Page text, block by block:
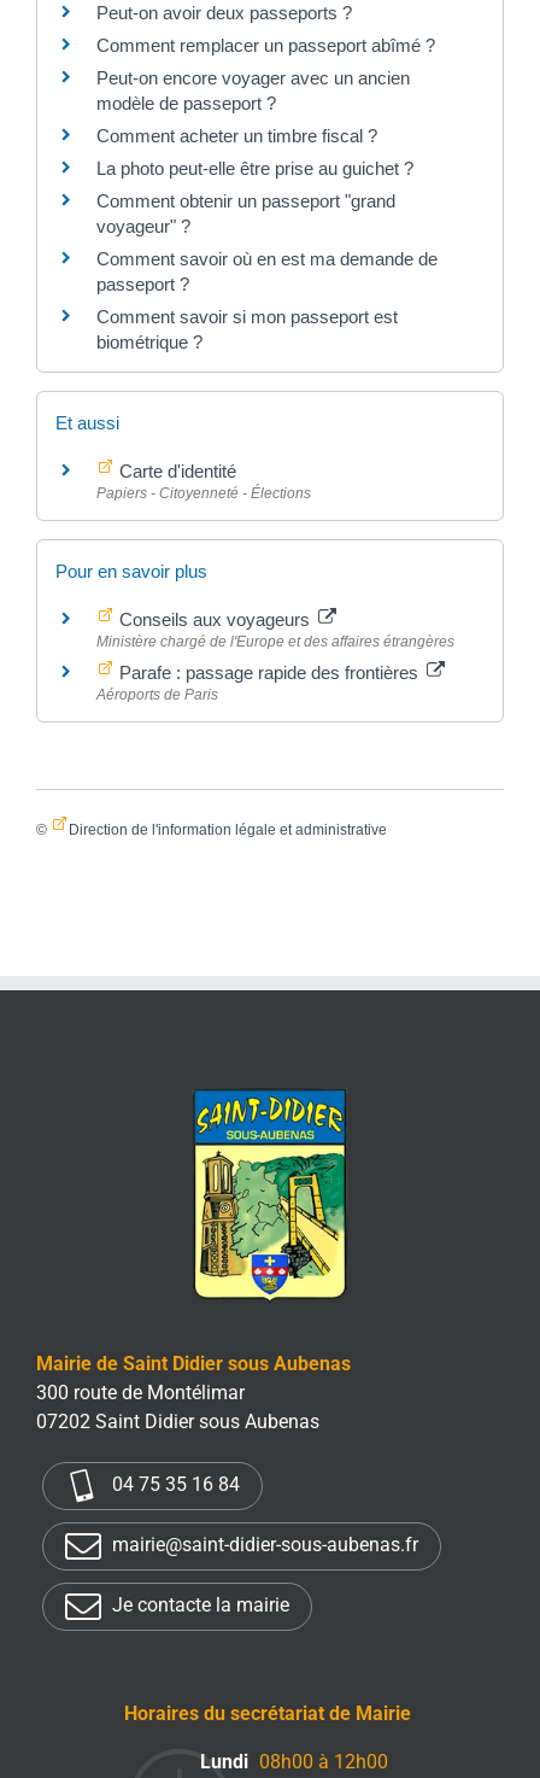
Peut-on avoir deux passeports ?
Comment remplacer un passeport abîmé ?
Peut-on encore voyager avec un ancien
modèle de passeport ?
Comment acheter un timbre fiscal ?
La photo peut-elle être prise au guichet ?
Comment obtenir un passeport "grand
voyageur" ?
Comment savoir où en est ma demande de
passeport ?
Comment savoir si mon passeport est
biométrique ?
Et aussi
Carte d'identité
Papiers - Citoyenneté - Élections
Pour en savoir plus
Conseils aux voyageurs
Ministère chargé de l'Europe et des affaires étrangères
Parafe : passage rapide des frontières
Aéroports de Paris
© Direction de l'information légale et administrative
Mairie de Saint Didier sous Aubenas
300 route de Montélimar
07202 Saint Didier sous Aubenas
04 75 35 16 84
mairie@saint-didier-sous-aubenas.fr
Je contacte la mairie
Horaires du secrétariat de Mairie
Lundi 08h00 à 12h00